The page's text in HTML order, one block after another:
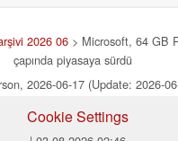
2026 06> Microsoft, 64 GB
çapında piyasaya sürdü
2026-06-17 (Update: 2026-
Cookie Settings